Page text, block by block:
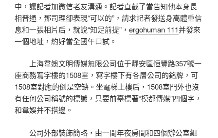
中，讓記者加微信老友溝通。記者直截了當告知他本身長
相普通，鄧司理卻表現“可以的”，請求記者發送身高體重信
息和一張相片后，就說“知足前提”， ergohuman 111并發來
一個地址，約好當全國午口試。
上海韋娛文明傳媒無限公司位于靜安區恒豐路357號一
座商務寫字樓的1508室，寫字樓下有各層公司的銘牌，可
1508室對應的倒是空缺。坐電梯上樓后，1508室門外也沒
有任何公司稱號的標識，只要前臺標著“模都傳媒”四個字，
和韋娛并不搭邊。
公司外部裝飾簡略，由一間年夜房間和四個辦公室組